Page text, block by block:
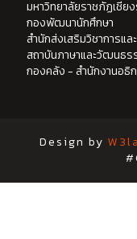
มหาวิทยาลัยราชภัฏเชีย
กองพัฒนานักศึกษา
สำนักส่งเสริมวิชาการแล
สถาบันภาษาและวัฒนธร
กองคลัง - สำนักงานอธิ
Design by